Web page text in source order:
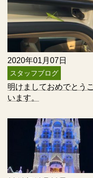
2020年01月07日
スタッフブログ
明けましておめでとう
います。